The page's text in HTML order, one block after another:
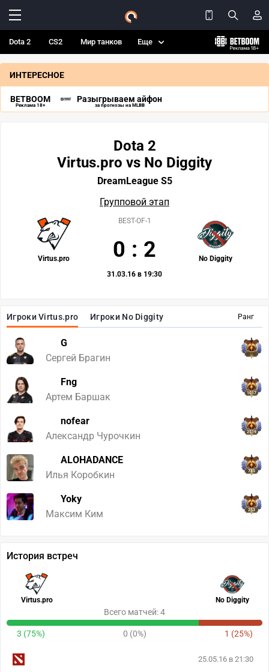
Dota 2 CS2 Мир танков Еще
ИНТЕРЕСНОЕ
BETBOOM
Реклама 18+
Разыгрываем айфон
за прогнозы на MLBB
Ранг
Игроки Virtus.pro Игроки No Diggity
G
Сергей Брагин
Fng
Артем Баршак
1017
nofear
Александр Чурочкин
2519
ALOHADANCE
Илья Коробкин
785
Yoky
Максим Ким
253
Dota 2
Virtus.pro vs No Diggity
DreamLeague S5
Групповой этап
Virtus.pro No Diggity
BEST-OF-1
0 : 2
31.03.16 в 19:30
История встреч
Virtus.pro No Diggity
Всего матчей: 4
3 (75%) 0 (0%) 1 (25%)
25.05.16 в 21:30